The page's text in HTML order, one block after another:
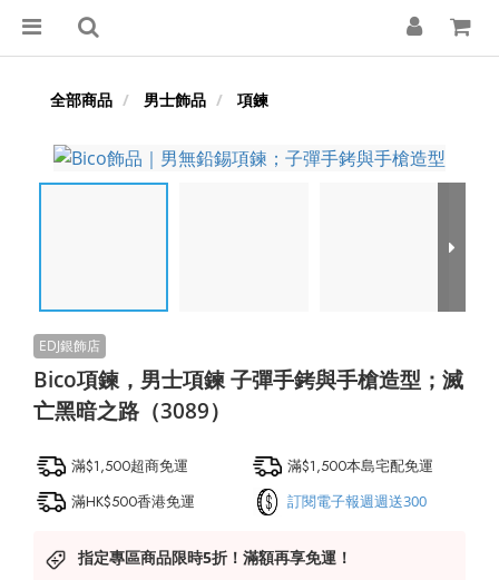
全部商品 男士飾品 項鍊
Bico項鍊，男士項鍊 子彈手銬與手槍造型；滅
亡黑暗之路（3089）
滿$1,500超商免運
滿$1,500本島宅配免運
滿HK$500香港免運
訂閱電子報週週送300
指定專區商品限時5折！滿額再享免運！